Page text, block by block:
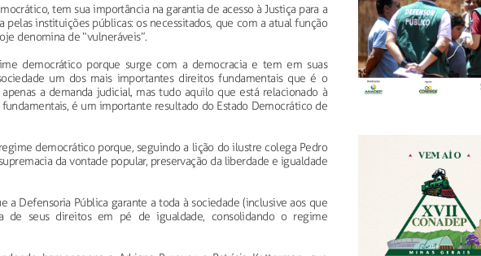
tem sua importância na garantia de acesso à Justiça para a
instituições públicas: os necessitados, que com a atual função
denomina de “vulneráveis”.
democrático porque surge com a democracia e tem em suas
um dos mais importantes direitos fundamentais que é o
a demanda judicial, mas tudo aquilo que está relacionado à
é um importante resultado do Estado Democrático de
democrático porque, seguindo a lição do ilustre colega Pedro
da vontade popular, preservação da liberdade e igualdade
a Defensoria Pública garante a toda à sociedade (inclusive aos que
de seus direitos em pé de igualdade, consolidando o regime